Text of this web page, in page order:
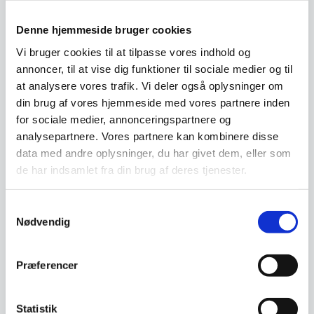
Denne hjemmeside bruger cookies
Vi bruger cookies til at tilpasse vores indhold og
annoncer, til at vise dig funktioner til sociale medier og til
at analysere vores trafik. Vi deler også oplysninger om
din brug af vores hjemmeside med vores partnere inden
for sociale medier, annonceringspartnere og
analysepartnere. Vores partnere kan kombinere disse
data med andre oplysninger, du har givet dem, eller som
de har indsamlet fra din brug af deres tjenester.
Nødvendig
Præferencer
Statistik
en funktionel og æstetisk løsning til at samle
Om koncernen & god kvalitet
Har du spørgsmål til varen? Klik her
Vi prismatcher - Klik her
Relaterede varer